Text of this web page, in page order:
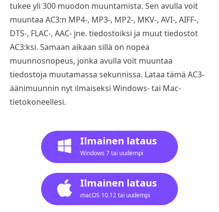
tukee yli 300 muodon muuntamista. Sen avulla voit
muuntaa AC3:n MP4-, MP3-, MP2-, MKV-, AVI-, AIFF-,
DTS-, FLAC-, AAC- jne. tiedostoiksi ja muut tiedostot
AC3:ksi. Samaan aikaan sillä on nopea
muunnosnopeus, jonka avulla voit muuntaa
tiedostoja muutamassa sekunnissa. Lataa tämä AC3-
äänimuunnin nyt ilmaiseksi Windows- tai Mac-
tietokoneellesi.
Ilmainen lataus
Windows 7 tai uudempi
Ilmainen lataus
macOS 10.12 tai uudempi